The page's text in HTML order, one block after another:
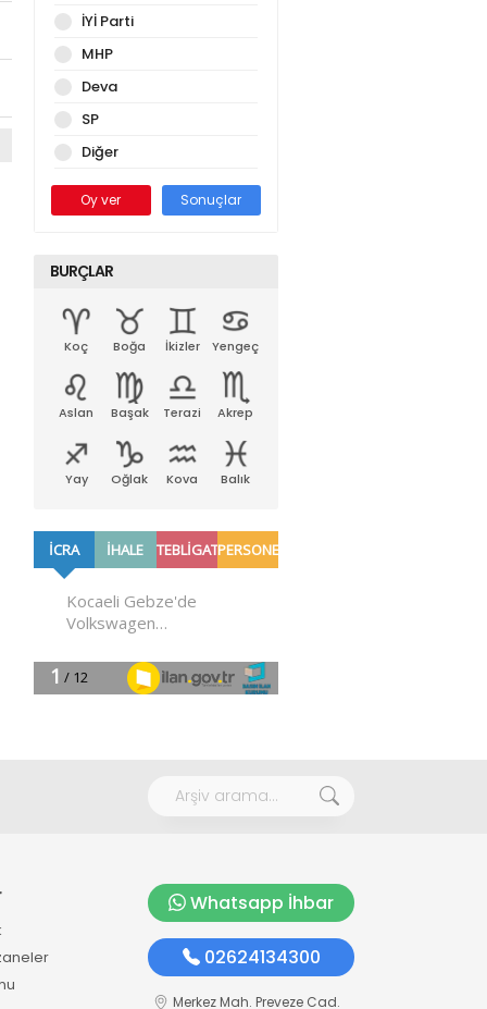
İYİ Parti
MHP
Deva
SP
Diğer
Oy ver Sonuçlar
BURÇLAR
Koç Boğa İkizler Yengeç
Aslan Başak Terazi Akrep
Yay Oğlak Kova Balık
Whatsapp İhbar
02624134300
Merkez Mah. Preveze Cad.